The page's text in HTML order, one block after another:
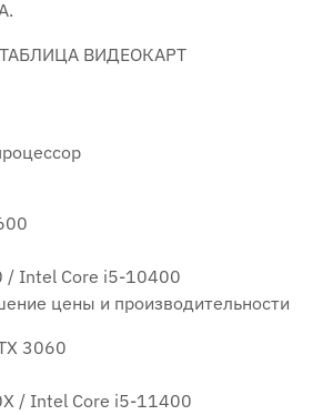
ВИДЕОКАРТ
/ Intel Core i5-10400
цены и производительности
3060
/ Intel Core i5-11400